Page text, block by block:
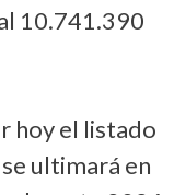
10.741.390
hoy el listado
ultimará en